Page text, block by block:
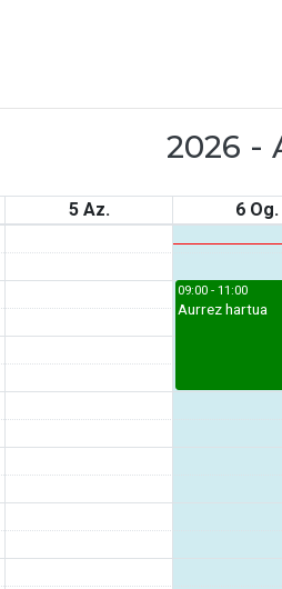
2026 -
5 Az. 6 Og.
09:00 - 11:00
Aurrez hartua